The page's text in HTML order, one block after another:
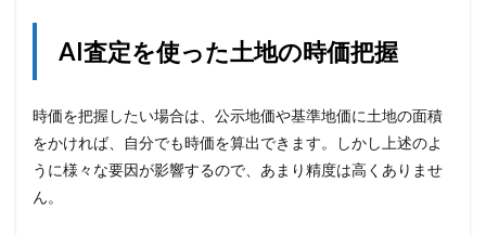
AI査定を使った土地の時価把握
時価を把握したい場合は、公示地価や基準地価に土地の面積
をかければ、自分でも時価を算出できます。しかし上述のよ
うに様々な要因が影響するので、あまり精度は高くありませ
ん。